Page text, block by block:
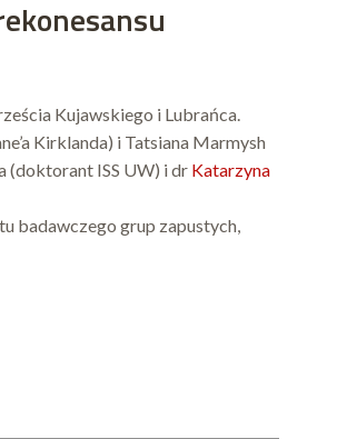
Kujawskiego i Lubrańca.
Kirklanda) i Tatsiana Marmysh
(doktorant ISS UW) i dr Katarzyna
badawczego grup zapustych,